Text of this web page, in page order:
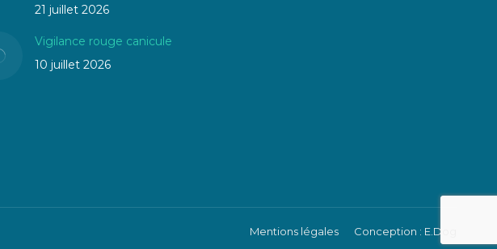
21 juillet 2026
Vigilance rouge canicule
10 juillet 2026
Mentions légales Conception : E.Dog